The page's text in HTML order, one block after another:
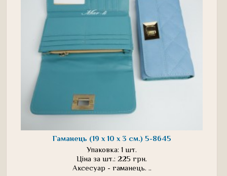
Гаманець (19 х 10 х 3 см.) 5-8645
Упаковка: 1 шт.
Ціна за шт.: 225 грн.
Аксесуар - гаманець. ..